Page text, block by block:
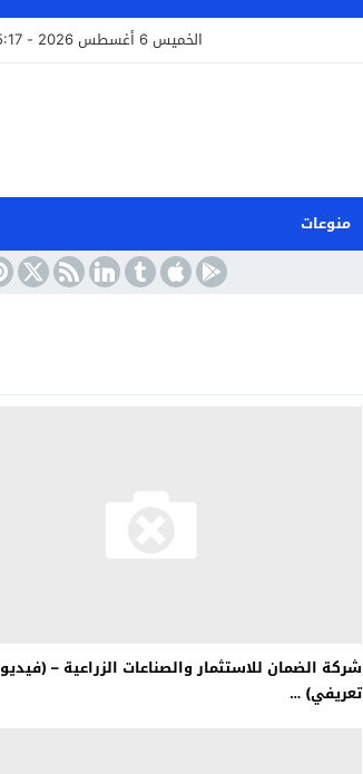
الخميس 6 أغسطس 2026 - 15:17 مساءً
منوعات
شركة الضمان للاستثمار والصناعات الزراعية – (فيديو
تعريفي) …